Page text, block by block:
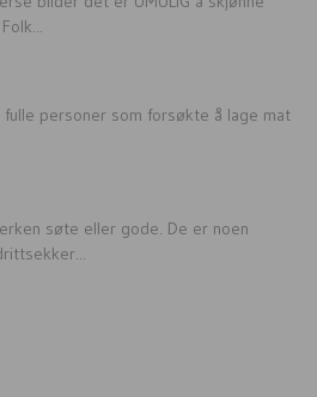
personer som forsøkte å lage mat
søte eller gode. De er noen